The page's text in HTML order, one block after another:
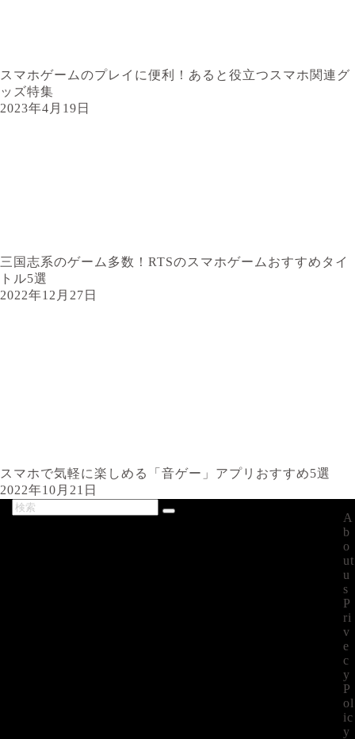
スマホゲームのプレイに便利！あると役立つスマホ関連グ
ッズ特集
2023年4月19日
三国志系のゲーム多数！RTSのスマホゲームおすすめタイ
トル5選
2022年12月27日
スマホで気軽に楽しめる「音ゲー」アプリおすすめ5選
2022年10月21日
A
b
o
ut
u
s
P
ri
v
e
c
y
P
ol
ic
y